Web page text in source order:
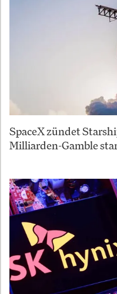
SpaceX zündet
Milliarden-Gamble